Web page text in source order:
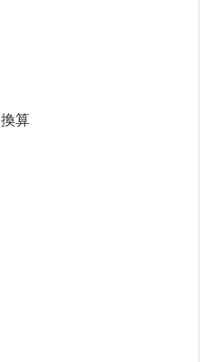
算